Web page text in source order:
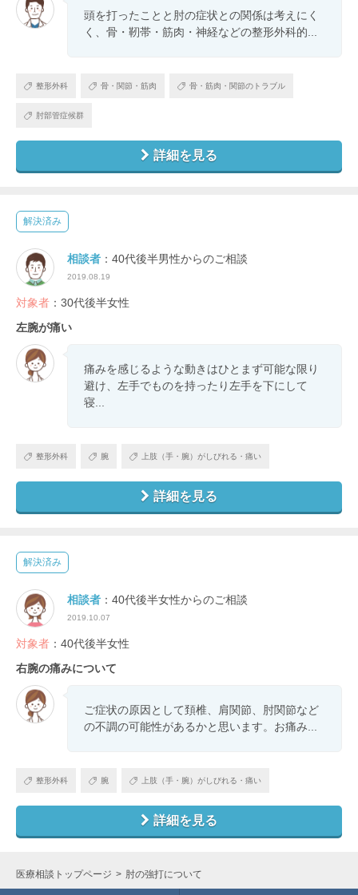
頭を打ったことと肘の症状との関係は考えにく
く、骨・靭帯・筋肉・神経などの整形外科的...
整形外科 骨・関節・筋肉 骨・筋肉・関節のトラブル
肘部管症候群
詳細を見る
解決済み
相談者 ：40代後半男性からのご相談
2019.08.19
対象者 ：30代後半女性
左腕が痛い
痛みを感じるような動きはひとまず可能な限り
避け、左手でものを持ったり左手を下にして
寝...
整形外科 腕 上肢（手・腕）がしびれる・痛い
詳細を見る
解決済み
相談者 ：40代後半女性からのご相談
2019.10.07
対象者 ：40代後半女性
右腕の痛みについて
ご症状の原因として頚椎、肩関節、肘関節など
の不調の可能性があるかと思います。お痛み...
整形外科 腕 上肢（手・腕）がしびれる・痛い
詳細を見る
医療相談トップページ 肘の強打について